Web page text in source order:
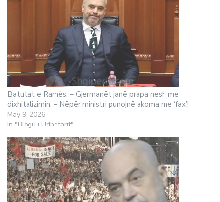
Batutat e Ramës: – Gjermanët janë prapa nesh me
dixhitalizimin. – Nëpër ministri punojnë akoma me ‘fax’!
May 9, 2026
In "Blogu i Udhëtarit"